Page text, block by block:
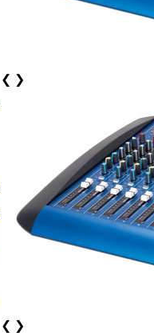
❮ ❯
❮ ❯